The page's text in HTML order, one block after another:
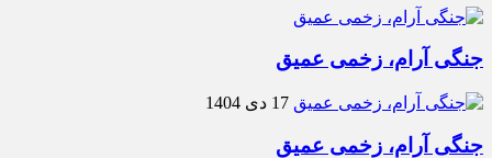
جنگی آرام، زخمی عمیق
17 دی 1404
جنگی آرام، زخمی عمیق